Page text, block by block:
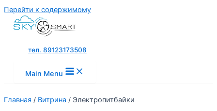
Перейти к содержимому
тел. 89123173508
Main Menu
Главная / Витрина / Электропитбайки